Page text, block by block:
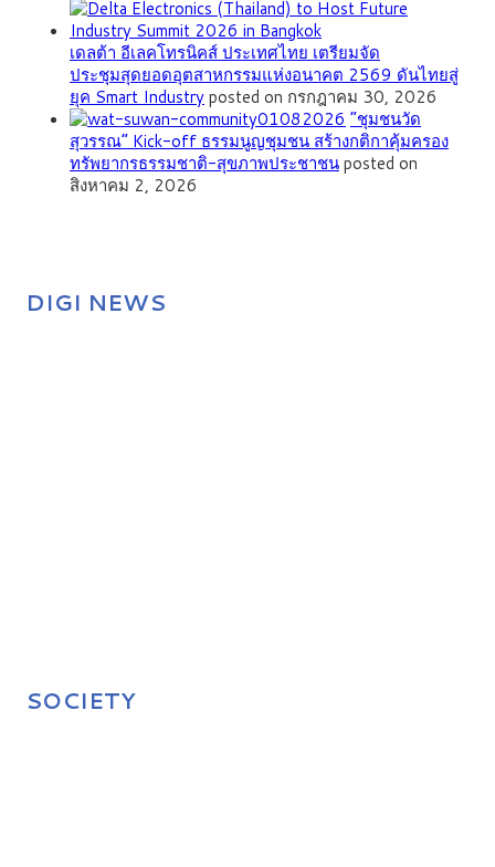
เดลต้า อีเลคโทรนิคส์ ประเทศไทย เตรียมจัด
ประชุมสุดยอดอุตสาหกรรมแห่งอนาคต 2569 ดันไทยสู่
ยุค Smart Industryposted on กรกฎาคม 30, 2026
”ชุมชนวัด
สุวรรณ” Kick-off ธรรมนูญชุมชน สร้างกติกาคุ้มครอง
ทรัพยากรธรรมชาติ-สุขภาพประชาชนposted on
สิงหาคม 2, 2026
DIGI NEWS
SOCIETY